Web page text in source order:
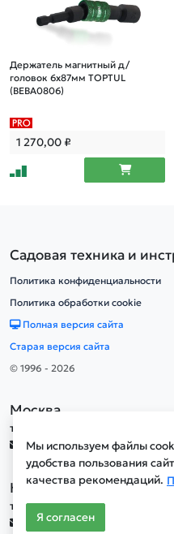
Держатель магнитный д/
головок 6х87мм TOPTUL
(BEBA0806)
1 270,00₽
Мы используем файлы
удобства пользования
качества рекомендаций.
Я согласен
Садовая техника и
Политика конфиденциальности
Политика обработки cookie
Полная версия сайта
Старая версия сайта
© 1996 - 2026
Москва
тел.
Новосибирск
тел.